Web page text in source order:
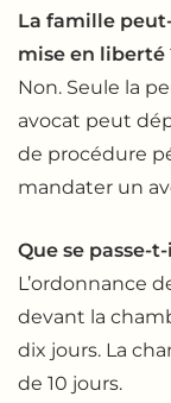
La famille
mise en liberté
Non. Seule la
avocat peut
de procédure
mandater un
Que se passe-
L’ordonnance
devant la
dix jours. La
de 10 jours.